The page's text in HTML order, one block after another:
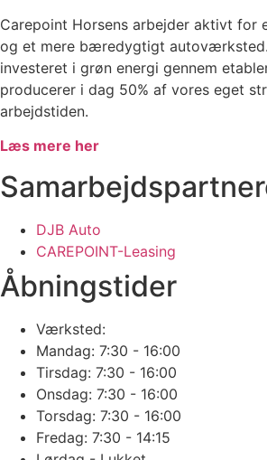
Carepoint Horsens arbejder aktivt for
og et mere bæredygtigt
investeret i grøn energi gennem
producerer i dag 50% af vores eget
arbejdstiden.
Læs mere her
DJB Auto
CAREPOINT-Leasing
Åbningstider
Værksted:
Mandag: 7:30 - 16:00
Tirsdag: 7:30 - 16:00
Onsdag: 7:30 - 16:00
Torsdag: 7:30 - 16:00
Fredag: 7:30 - 14:15